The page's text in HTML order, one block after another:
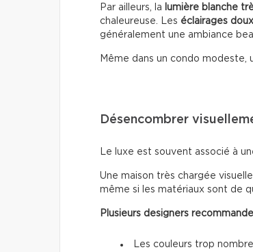
Par ailleurs, la lumière blanche
chaleureuse. Les éclairages doux
généralement une ambiance
Même dans un condo modeste,
Désencombrer
Le luxe est souvent associé à
Une maison très chargée
même si les matériaux sont de
Plusieurs designers
Les couleurs trop